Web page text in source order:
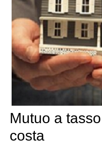
Mutuo a
costa